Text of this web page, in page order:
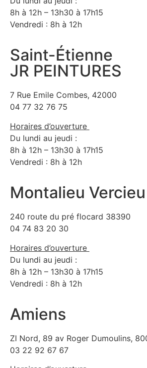
8h à 12h – 13h30 à 17h15
Vendredi : 8h à 12h
Saint-Étienne
JR PEINTURES
7 Rue Emile Combes, 42000
04 77 32 76 75
Horaires d’ouverture
Du lundi au jeudi :
8h à 12h – 13h30 à 17h15
Vendredi : 8h à 12h
Montalieu Vercieu
240 route du pré flocard 38390
04 74 83 20 30
Horaires d’ouverture
Du lundi au jeudi :
8h à 12h – 13h30 à 17h15
Vendredi : 8h à 12h
Amiens
ZI Nord, 89 av Roger Dumoulins,
03 22 92 67 67